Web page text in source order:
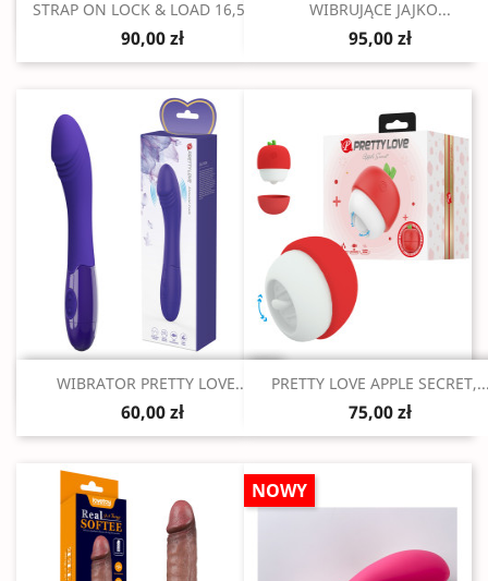
Szybki podgląd
STRAP ON LOCK & LOAD 16,5 CM
90,00 zł
Szybki podgląd
WIBRUJĄCE JAJKO...
95,00 zł
Szybki podgląd
WIBRATOR PRETTY LOVE...
60,00 zł
 Szybki podgląd
PRETTY LOVE APPLE
75,00 zł
NOWY